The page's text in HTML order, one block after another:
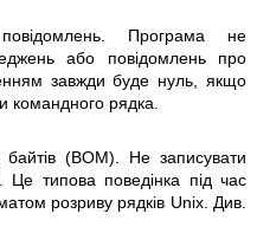
Програма не
або повідомлень про
завжди буде нуль, якщо
командного рядка.
(BOM). Не записувати
Це типова поведінка під час
розриву рядків Unix. Див.